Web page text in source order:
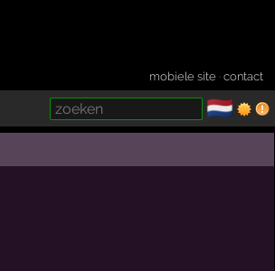
mobiele site ·contact
🇳🇱